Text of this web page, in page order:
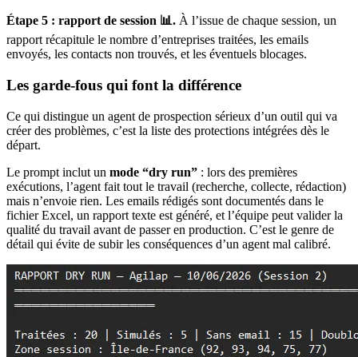
Étape 5 : rapport de session 📊. À l’issue de chaque session, un
rapport récapitule le nombre d’entreprises traitées, les emails
envoyés, les contacts non trouvés, et les éventuels blocages.
Les garde-fous qui font la différence
Ce qui distingue un agent de prospection sérieux d’un outil qui va
créer des problèmes, c’est la liste des protections intégrées dès le
départ.
Le prompt inclut un mode “dry run” : lors des premières
exécutions, l’agent fait tout le travail (recherche, collecte, rédaction)
mais n’envoie rien. Les emails rédigés sont documentés dans le
fichier Excel, un rapport texte est généré, et l’équipe peut valider la
qualité du travail avant de passer en production. C’est le genre de
détail qui évite de subir les conséquences d’un agent mal calibré.